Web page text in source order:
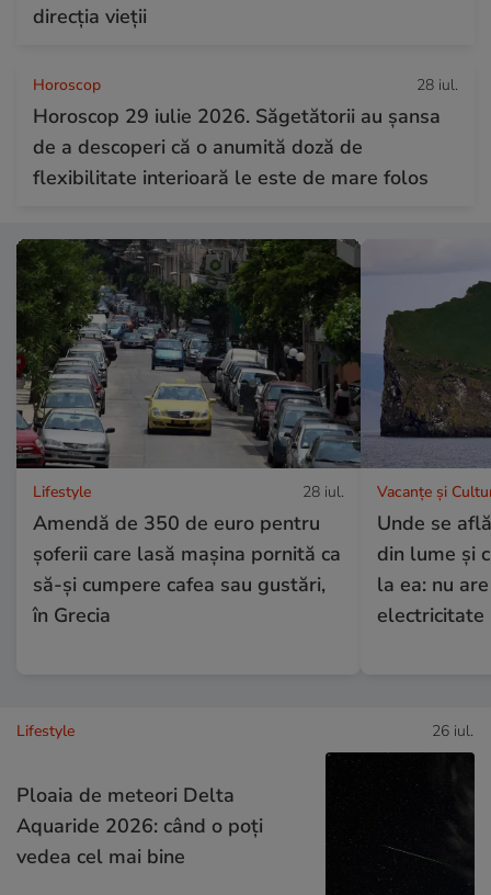
direcția vieții
Horoscop 28 iul.
Horoscop 29 iulie 2026. Săgetătorii au șansa
de a descoperi că o anumită doză de
flexibilitate interioară le este de mare folos
Lifestyle 28 iul.
Amendă de 350 de euro pentru
șoferii care lasă mașina pornită ca
să-și cumpere cafea sau gustări,
în Grecia
Vacanțe și
Unde se
din lume și
la ea: nu
electricitate
Lifestyle 26 iul.
Ploaia de meteori Delta
Aquaride 2026: când o poți
vedea cel mai bine